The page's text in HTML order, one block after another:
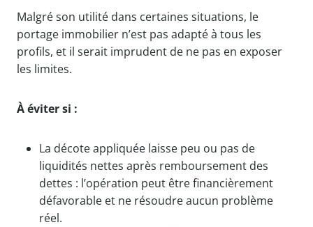
Malgré son utilité dans certaines situations, le
portage immobilier n’est pas adapté à tous les
profils, et il serait imprudent de ne pas en exposer
les limites.
À éviter si :
La décote appliquée laisse peu ou pas de
liquidités nettes après remboursement des
dettes : l’opération peut être financièrement
défavorable et ne résoudre aucun problème
réel.